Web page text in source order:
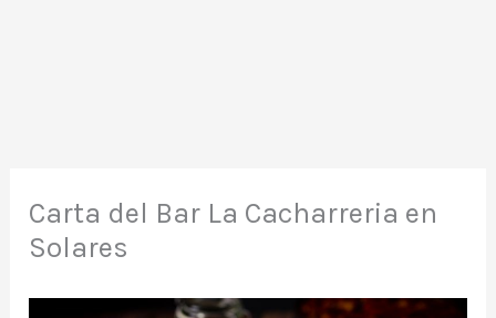
Carta del Bar La Cacharreria en
Solares